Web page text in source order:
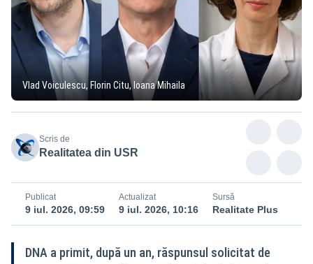
Vlad Voiculescu, Florin Citu, Ioana Mihaila
Scris de
Realitatea din USR
Publicat
9 iul. 2026, 09:59
Actualizat
9 iul. 2026, 10:16
Sursă
Realitate Plus
DNA a primit, după un an, răspunsul solicitat de